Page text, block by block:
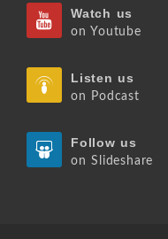
Watch us
on Youtube
Listen us
on Podcast
Follow us
on Slideshare